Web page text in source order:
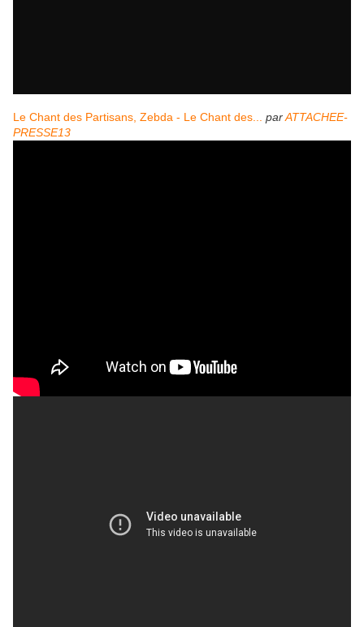
Le Chant des Partisans, Zebda - Le Chant des... parATTACHEE-
PRESSE13